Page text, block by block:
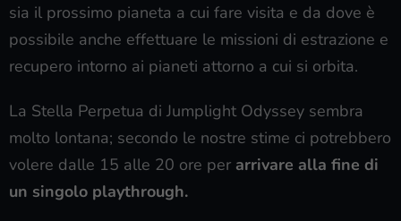
sia il prossimo pianeta a cui fare visita e da dove è
possibile anche effettuare le missioni di estrazione e
recupero intorno ai pianeti attorno a cui si orbita.
La Stella Perpetua di Jumplight Odyssey sembra
molto lontana; secondo le nostre stime ci potrebbero
volere dalle 15 alle 20 ore per arrivare alla fine di
un singolo playthrough.